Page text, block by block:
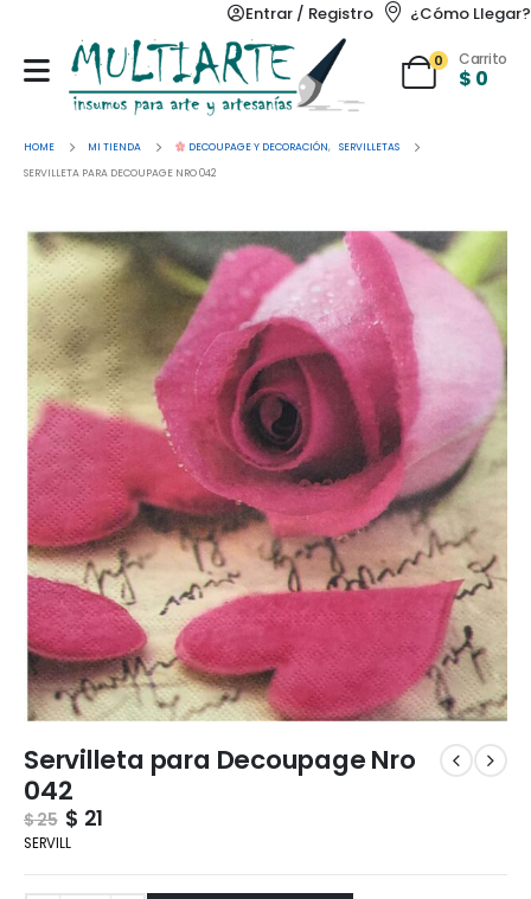
Entrar / Registro ¿Cómo Llegar?
0 Carrito
$ 0
HOME MI TIENDA DECOUPAGE Y DECORACIÓN, SERVILLETAS
SERVILLETA PARA DECOUPAGE NRO 042
Servilleta para Decoupage Nro
042
$25 $ 21
SERVILL